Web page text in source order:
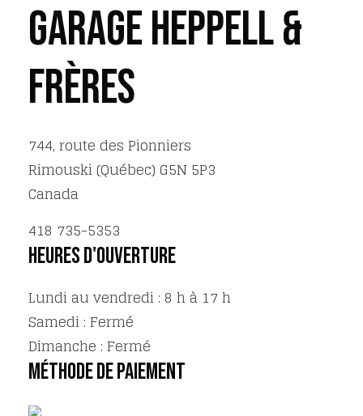
Garage Heppell &
Frères
744, route des Pionniers
Rimouski(Québec)G5N 5P3
Canada
418 735-5353
Heures d'ouverture
Lundi au vendredi : 8 h à 17 h
Samedi : Fermé
Dimanche : Fermé
Méthode de paiement